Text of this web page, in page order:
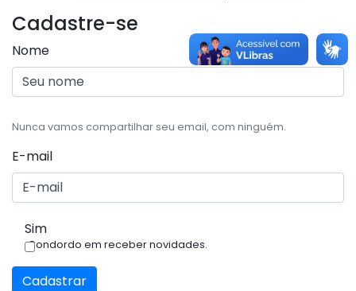
Cadastre-se
Nome
Nunca vamos compartilhar seu email, com ninguém.
E-mail
Sim
Condordo em receber novidades.
Cadastrar